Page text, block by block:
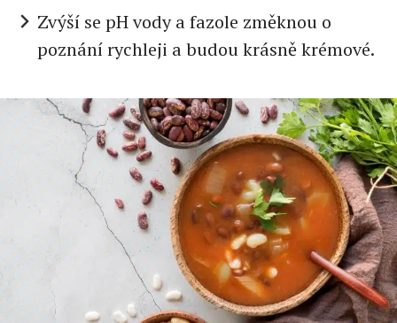
Zvýší se pH vody a fazole změknou o
poznání rychleji a budou krásně krémové.